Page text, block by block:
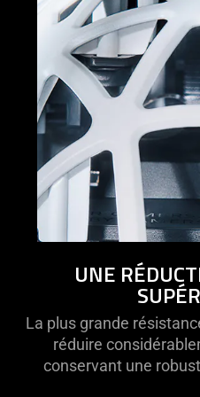
UNE
La plus grande
réduire
conservant une